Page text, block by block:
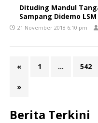
Dituding Mandul
Sampang Didemo LSM
21 November 2018 6:10 pm
« 1 … 542
»
Berita Terkini